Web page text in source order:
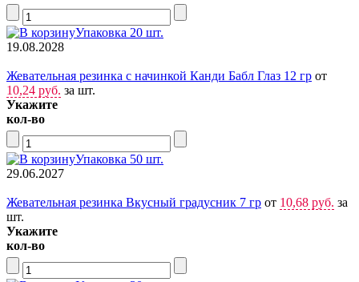
Упаковка 20 шт.
19.08.2028
Жевательная резинка с начинкой Канди Бабл Глаз 12 гр от
10,24 руб. за шт.
Укажите
кол-во
Упаковка 50 шт.
29.06.2027
Жевательная резинка Вкусный градусник 7 гр от 10,68 руб. за
шт.
Укажите
кол-во